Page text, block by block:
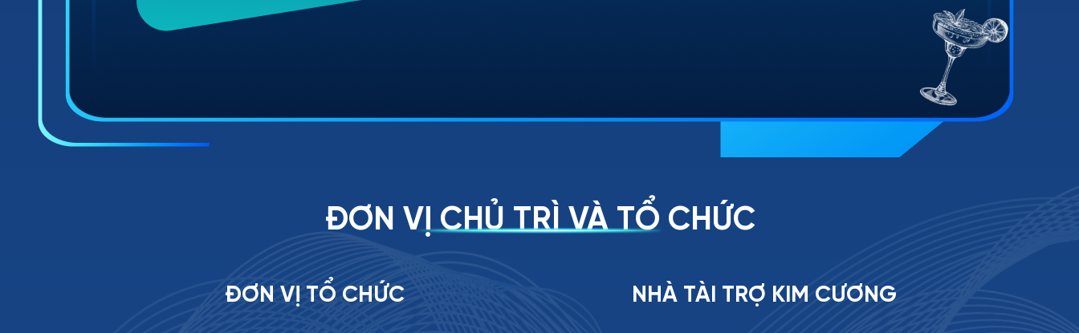
ĐƠN VỊ CHỦ TRÌ VÀ TỔ CHỨC
ĐƠN VỊ TỔ CHỨC NHÀ TÀI TRỢ KIM CƯƠNG